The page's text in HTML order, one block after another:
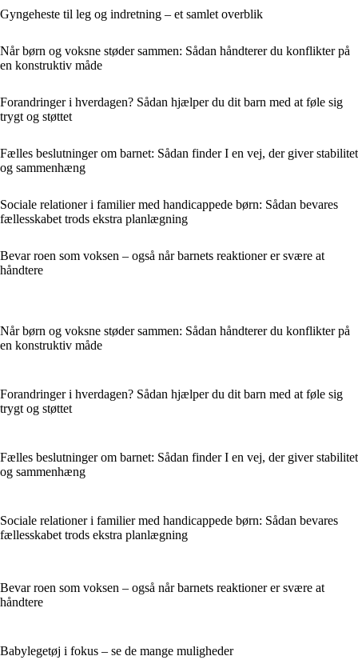
Gyngeheste til leg og indretning – et samlet overblik
Når børn og voksne støder sammen: Sådan håndterer du konflikter på
en konstruktiv måde
Forandringer i hverdagen? Sådan hjælper du dit barn med at føle sig
trygt og støttet
Fælles beslutninger om barnet: Sådan finder I en vej, der giver stabilitet
og sammenhæng
Sociale relationer i familier med handicappede børn: Sådan bevares
fællesskabet trods ekstra planlægning
Bevar roen som voksen – også når barnets reaktioner er svære at
håndtere
Når børn og voksne støder sammen: Sådan håndterer du konflikter på
en konstruktiv måde
Forandringer i hverdagen? Sådan hjælper du dit barn med at føle sig
trygt og støttet
Fælles beslutninger om barnet: Sådan finder I en vej, der giver stabilitet
og sammenhæng
Sociale relationer i familier med handicappede børn: Sådan bevares
fællesskabet trods ekstra planlægning
Bevar roen som voksen – også når barnets reaktioner er svære at
håndtere
Babylegetøj i fokus – se de mange muligheder